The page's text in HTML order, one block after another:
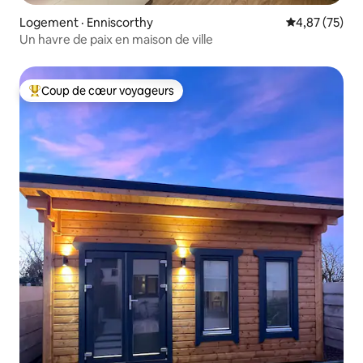
Logement · Enniscorthy Note
4,87 (75)
Un havre de paix en maison de ville
Coup de cœur voyageurs parmi les plus aimés
Coup de cœur voyageurs